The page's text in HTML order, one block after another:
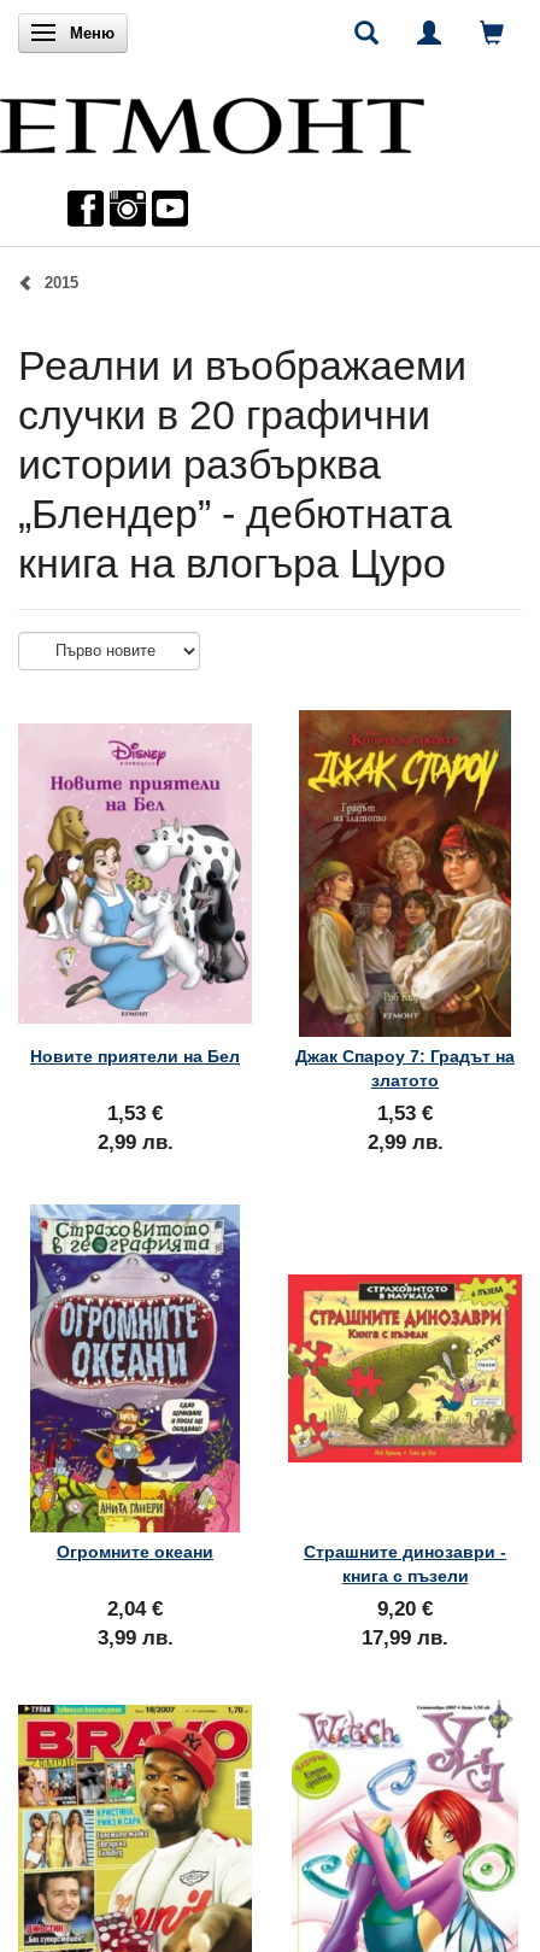
Включи навигацията
Меню
2015
Реални и въображаеми
случки в 20 графични
истории разбърква
„Блендер” - дебютната
книга на влогъра Цуро
Новите приятели на Бел
1,53 €
2,99 лв.
Джак Спароу 7: Градът на
златото
1,53 €
2,99 лв.
Огромните океани
2,04 €
3,99 лв.
Страшните динозаври -
книга с пъзели
9,20 €
17,99 лв.